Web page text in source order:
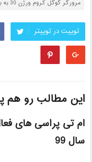
مرورگر گوگل کروم ورژن 30 به بالا
توییت در توییتر
این مطالب رو هم
ام تی پراسی های
سال 99